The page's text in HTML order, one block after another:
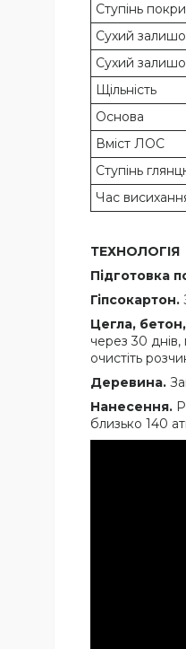
Ступінь
Сухий
Сухий
Основа
Вміст ЛОС
Ступінь
Час
Підготовка
Гіпсокартон.
Цегла,
через 30
очистіть
Деревина.
Нанесення.
близько 140